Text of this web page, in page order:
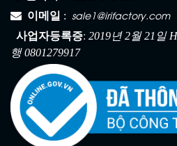
건설 안전망 1
이메일 : sale1@irifactory.com
사업자등록증: 2019년 2월 21일
행 0801279917